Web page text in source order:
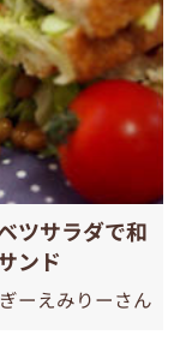
ツサラダで和
ンド
ーえみりーさん